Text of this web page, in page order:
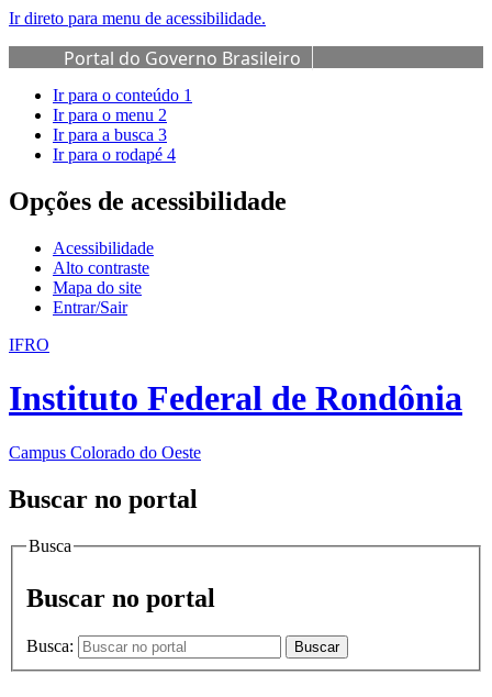
Ir direto para menu de acessibilidade.
Portal do Governo Brasileiro
Ir para o conteúdo 1
Ir para o menu 2
Ir para a busca 3
Ir para o rodapé 4
Opções de acessibilidade
Acessibilidade
Alto contraste
Mapa do site
Entrar/Sair
IFRO
Instituto Federal de Rondônia
Campus Colorado do Oeste
Buscar no portal
Busca
Buscar no portal
Busca: Buscar